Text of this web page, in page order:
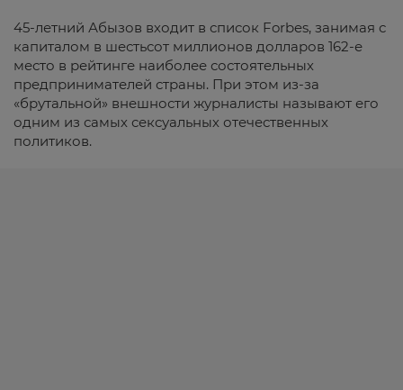
45-летний Абызов входит в список Forbes, занимая с
капиталом в шестьсот миллионов долларов 162-е
место в рейтинге наиболее состоятельных
предпринимателей страны. При этом из-за
«брутальной» внешности журналисты называют его
одним из самых сексуальных отечественных
политиков.